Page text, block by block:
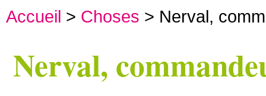
Accueil > Choses > Nerval,
Nerval,